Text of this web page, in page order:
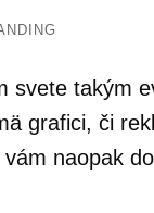
svete takým
grafici, či
naopak